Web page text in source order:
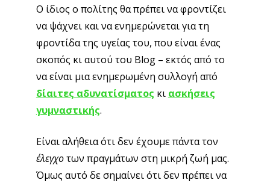
Ο ίδιος ο πολίτης θα πρέπει να φροντίζει
να ψάχνει και να ενημερώνεται για τη
φροντίδα της υγείας του, που είναι ένας
σκοπός κι αυτού του Blog – εκτός από το
να είναι μια ενημερωμένη συλλογή από
δίαιτες αδυνατίσματος κι ασκήσεις
γυμναστικής.
Είναι αλήθεια ότι δεν έχουμε πάντα τον
έλεγχοτων πραγμάτων στη μικρή ζωή μας.
Όμως αυτό δε σημαίνει ότι δεν πρέπει να